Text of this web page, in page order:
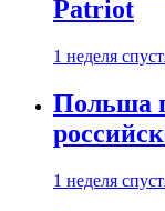
Patriot
1 неделя
Польша
1 неделя